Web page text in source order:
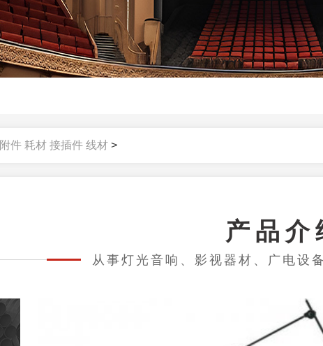
附件 耗材 接插件 线材 >
产品介
从事灯光音响、影视器材、广电设